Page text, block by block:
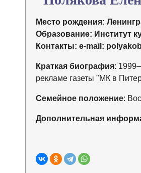
Место рождения:
Образование: Институт
Контакты: e-mail:
Краткая биография:
рекламе газеты "МК в
Семейное положение:
Дополнительная